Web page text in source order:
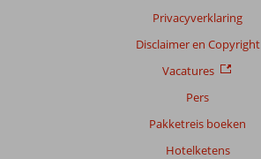
Privacyverklaring
Disclaimer en Copyright
Vacatures
Pers
Pakketreis boeken
Hotelketens